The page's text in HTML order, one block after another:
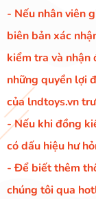
- Nếu nhân viên
biên bản xác
kiểm tra và nhận
những quyền lợi
của lndtoys.vn
- Nếu khi đồng
có dấu hiệu hư
- Để biết thêm
chúng tôi qua